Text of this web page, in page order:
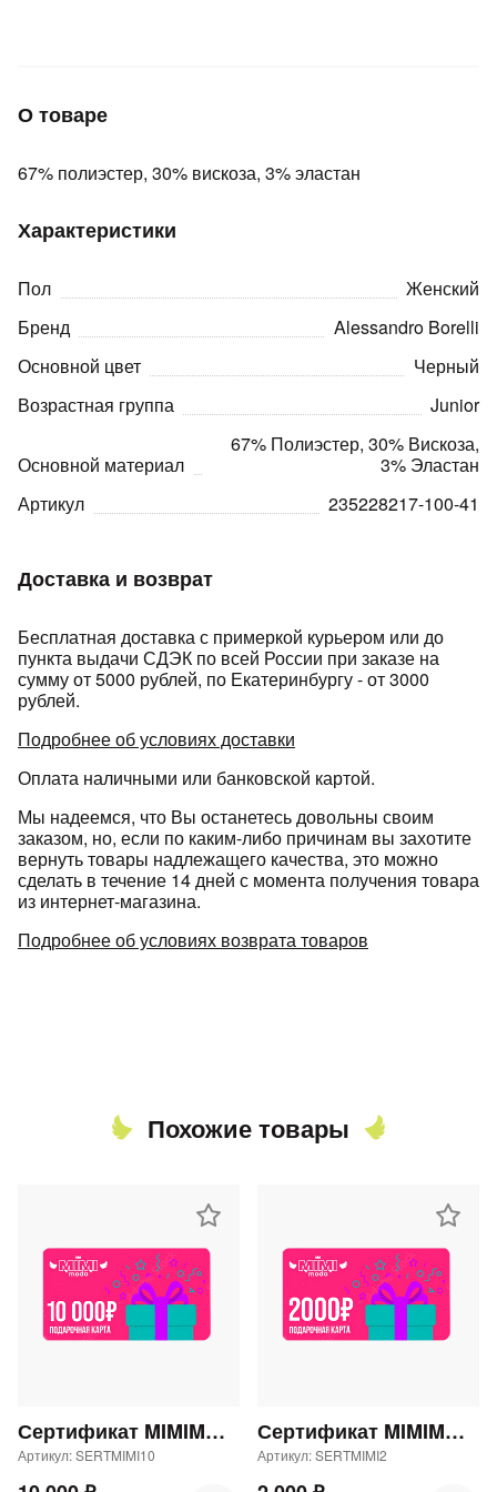
Доставка и возврат
Бесплатная доставка с примеркой курьером или до
пункта выдачи СДЭК по всей России при заказе на
сумму от 5000 рублей, по Екатеринбургу - от 3000
рублей.
Подробнее об условиях доставки
Оплата наличными или банковской картой.
Мы надеемся, что Вы останетесь довольны своим
заказом, но, если по каким-либо причинам вы захотите
вернуть товары надлежащего качества, это можно
сделать в течение 14 дней с момента получения товара
из интернет-магазина.
Подробнее об условиях возврата товаров
О товаре
67% полиэстер, 30% вискоза, 3% эластан
Характеристики
Пол
Женский
Бренд
Alessandro Borelli
Основной цвет
Черный
Возрастная группа
Junior
Основной материал
67% Полиэстер, 30% Вискоза,
3% Эластан
Артикул
235228217-100-41
Похожие товары
Сертификат MIMIMODA 10000 р.
Артикул: SERTMIMI10
Сертификат MIMIMODA 2000 р.
Артикул: SERTMIMI2
недели
раз в 2 недели
8 800 302-02-51